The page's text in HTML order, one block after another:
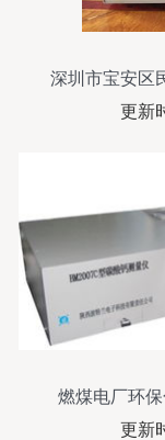
深圳市宝安区
E5071C/
更新
燃煤电厂环
更新